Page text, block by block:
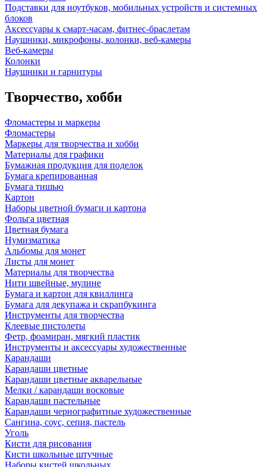
Подставки для ноутбуков, мобильных устройств и системных
блоков
Аксессуары к смарт-часам, фитнес-браслетам
Наушники, микрофоны, колонки, веб-камеры
Веб-камеры
Колонки
Наушники и гарнитуры
Творчество, хобби
Фломастеры и маркеры
Фломастеры
Маркеры для творчества и хобби
Материалы для графики
Бумажная продукция для поделок
Бумага крепированная
Бумага тишью
Картон
Наборы цветной бумаги и картона
Фольга цветная
Цветная бумага
Нумизматика
Альбомы для монет
Листы для монет
Материалы для творчества
Нити швейные, мулине
Бумага и картон для квиллинга
Бумага для декупажа и скрапбукинга
Инструменты для творчества
Клеевые пистолеты
Фетр, фоамиран, мягкий пластик
Инструменты и аксессуары художественные
Карандаши
Карандаши цветные
Карандаши цветные акварельные
Мелки / карандаши восковые
Карандаши пастельные
Карандаши чернографитные художественные
Сангина, соус, сепия, пастель
Уголь
Кисти для рисования
Кисти школьные штучные
Наборы кистей школьных